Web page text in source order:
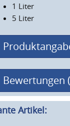
1 Liter
5 Liter
Bewertungen
Artikel: